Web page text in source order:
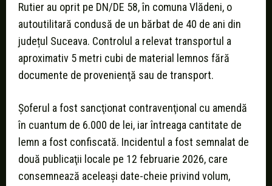
Rutier au oprit pe DN/DE 58, în comuna Vlădeni, o
autoutilitară condusă de un bărbat de 40 de ani din
județul Suceava. Controlul a relevat transportul a
aproximativ 5 metri cubi de material lemnos fără
documente de provenienţă sau de transport.
Șoferul a fost sancţionat contravenţional cu amendă
în cuantum de 6.000 de lei, iar întreaga cantitate de
lemn a fost confiscată. Incidentul a fost semnalat de
două publicaţii locale pe 12 februarie 2026, care
consemnează aceleaşi date-cheie privind volum,